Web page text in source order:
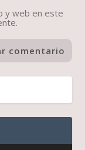
y web en este